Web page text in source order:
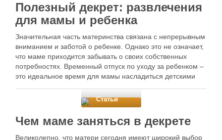
Полезный декрет: развлечения
для мамы и ребенка
Значительная часть материнства связана с непрерывным
вниманием и заботой о ребенке. Однако это не означает,
что маме приходится забывать о своих собственных
потребностях. Временный отпуск по уходу за ребенком –
это идеальное время для мамы насладиться детскими
мы рассмотрим некоторые полезные и …
Статьи
Чем маме заняться в декрете
Великолепно, что матери сегодня имеют широкий выбор